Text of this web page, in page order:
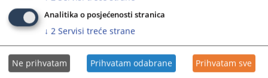
Analitika o posjećenosti stranica
↓ 2 Servisi treće strane
Ne prihvatam Prihvatam odabrane Prihvatam sve